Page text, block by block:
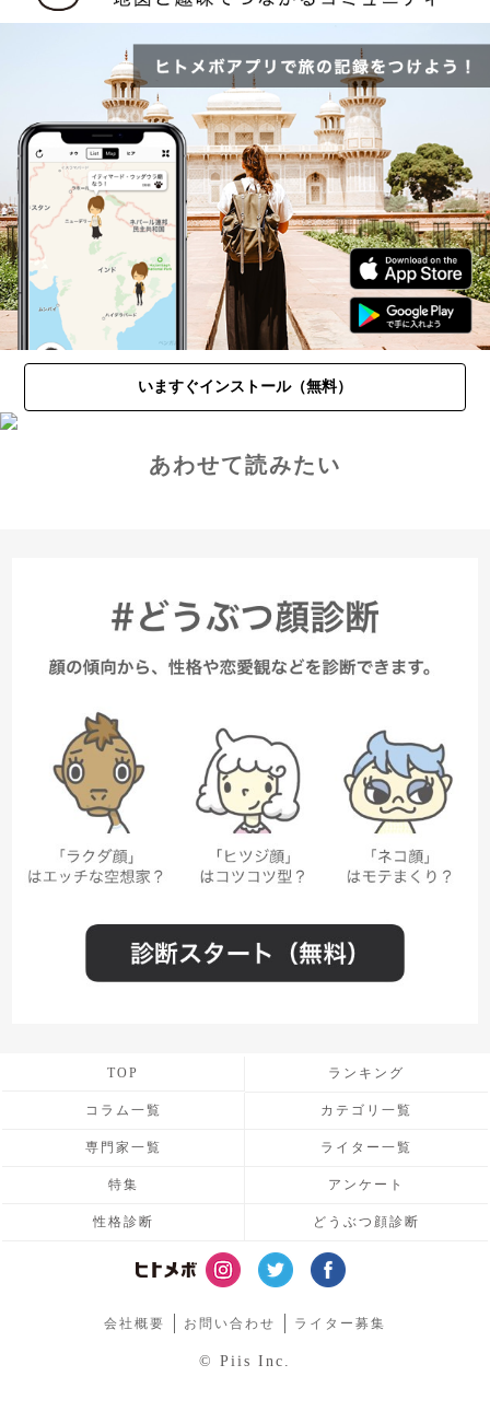
いますぐインストール（無料）
あわせて読みたい
TOP ランキング
コラム一覧 カテゴリ一覧
専門家一覧 ライター一覧
特集 アンケート
性格診断 どうぶつ顔診断
会社概要 お問い合わせ ライター募集
© Piis Inc.